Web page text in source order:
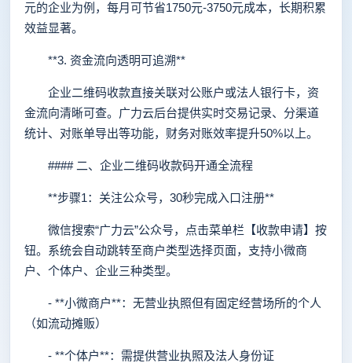
元的企业为例，每月可节省1750元-3750元成本，长期积累
效益显著。
**3. 资金流向透明可追溯**
企业二维码收款直接关联对公账户或法人银行卡，资
金流向清晰可查。广力云后台提供实时交易记录、分渠道
统计、对账单导出等功能，财务对账效率提升50%以上。
#### 二、企业二维码收款码开通全流程
**步骤1：关注公众号，30秒完成入口注册**
微信搜索“广力云”公众号，点击菜单栏【收款申请】按
钮。系统会自动跳转至商户类型选择页面，支持小微商
户、个体户、企业三种类型。
- **小微商户**：无营业执照但有固定经营场所的个人
（如流动摊贩）
- **个体户**：需提供营业执照及法人身份证